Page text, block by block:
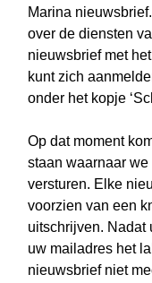
Marina
over de diensten
nieuwsbrief met
kunt zich
onder het kopje
Op dat moment
staan waarnaar
versturen. Elke
voorzien van een
uitschrijven. Nadat
uw mailadres het
nieuwsbrief niet